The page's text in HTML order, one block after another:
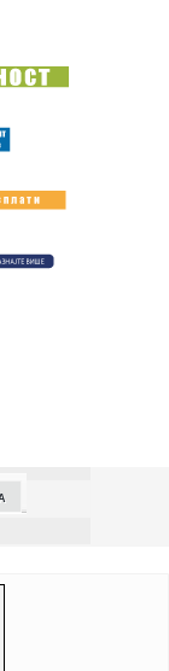
u Bačkoj Topoli
plenum u
singl "Kiselina"
loše stvari ako ne
u Ljubljani